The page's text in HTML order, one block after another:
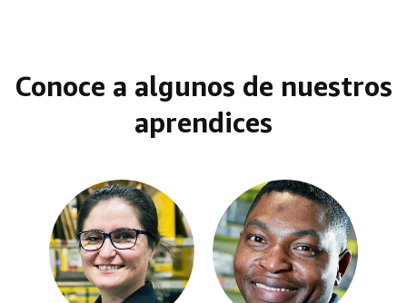
Conoce a algunos de nuestros
aprendices